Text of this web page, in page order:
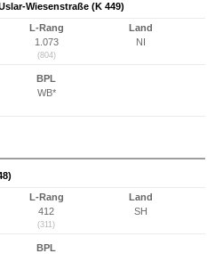
Wiesenstraße (K 449)
L-Rang
1.073
(804)
Land
NI
BPL
WB*
L-Rang
412
(311)
Land
SH
BPL